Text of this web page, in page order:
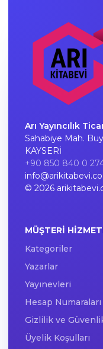
Arı Yayıncılık
Sahabiye Mah.
KAYSERİ
+90 850 840 0
© 2026
MÜŞTERI
Kategoriler
Yazarlar
Yayınevleri
Hesap Numaraları
Gizlilik ve
Üyelik Koşulları